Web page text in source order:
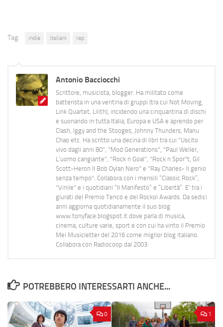
Tag: indie italiani rap
Antonio Bacciocchi
Scrittore, musicista, blogger. Ha militato come
batterista in una ventina di gruppi (tra cui Not Moving,
Link Quartet, Lilith), incidendo una cinquantina di dischi
e suonando in tutta Italia, Europa e USA e aprendo per
Clash, Iggy and the Stooges, Johnny Thunders, Manu
Chao etc. Ha scritto una decina di libri tra cui "Uscito
vivo dagli anni 80", "Mod Generations", "Paul Weller,
L’uomo cangiante", "Rock n Goal", "Rock n Spor"t, Gil
Scott-Heron Il Bob Dylan Nero" e "Ray Charles- Il genio
senza tempo". Collabora con i mensili “Classic Rock”,
"Vinile" e i quotidiani “Il Manifesto” e “Libertà”. E' tra i
giurati del Premio Tenco e del Rockol Awards. Da sedici
anni aggiorna quotidianamente il suo blog
www.tonyface.blogspot.it dove parla di musica,
cinema, culture varie, sport e con cui ha vinto il Premio
Mei Musicletter del 2016 come miglior blog italiano.
Collabora con Radiocoop dal 2003.
POTREBBERO INTERESSARTI ANCHE...
0 1